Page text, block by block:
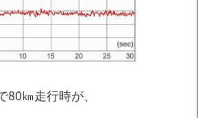
㎞走行時が、